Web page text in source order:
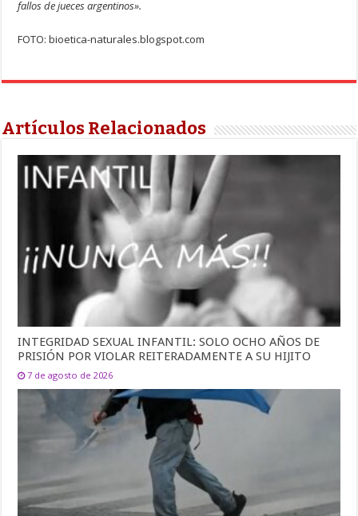
fallos de jueces argentinos».
FOTO: bioetica-naturales.blogspot.com
Artículos Relacionados
INTEGRIDAD SEXUAL INFANTIL: SOLO OCHO AÑOS DE
PRISIÓN POR VIOLAR REITERADAMENTE A SU HIJITO
7 de agosto de 2026